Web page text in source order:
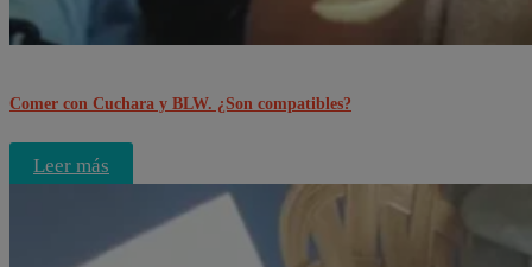
Comer con Cuchara y BLW. ¿Son compatibles?
Leer más